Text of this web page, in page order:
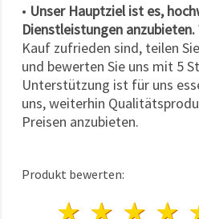
• Unser Hauptziel ist es,
Dienstleistungen anzubieten.
Kauf zufrieden sind, teilen
und bewerten Sie uns mit 5
Unterstützung ist für uns
uns, weiterhin
Preisen anzubieten.
Produkt bewerten:
3
2
1 Stern